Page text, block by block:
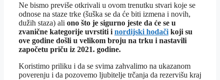
Ne bismo previše otkrivali u ovom trenutku stvari koje se
odnose na staze trke (šuška se da će biti izmena i novih,
dužih staza) ali ono što je sigurno jeste da će se u
zvanične kategorije uvrstiti i nordijski hodači koji su
ove godine došli u velikom broju na trku i nastavili
započetu priču iz 2021. godine.
Koristimo priliku i da se svima zahvalimo na ukazanom
poverenju i da pozovemo ljubitelje trčanja da rezervišu kraj